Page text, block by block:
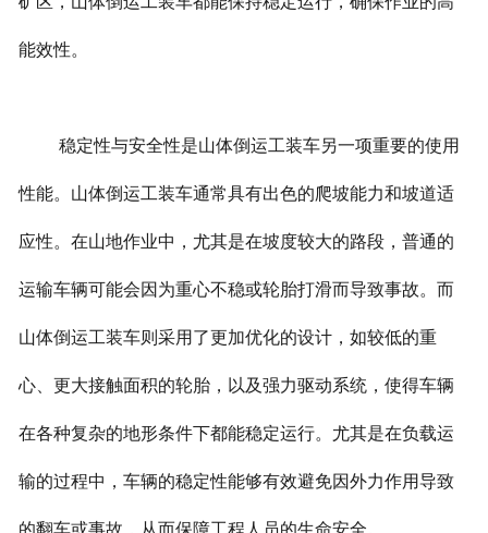
能效性。
稳定性与安全性是山体倒运工装车另一项重要的使用
性能。山体倒运工装车通常具有出色的爬坡能力和坡道适
应性。在山地作业中，尤其是在坡度较大的路段，普通的
运输车辆可能会因为重心不稳或轮胎打滑而导致事故。而
山体倒运工装车则采用了更加优化的设计，如较低的重
心、更大接触面积的轮胎，以及强力驱动系统，使得车辆
在各种复杂的地形条件下都能稳定运行。尤其是在负载运
输的过程中，车辆的稳定性能够有效避免因外力作用导致